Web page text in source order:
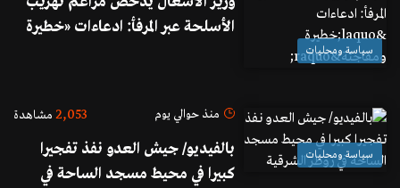
سياسة ومحليات
الأسلحة عبر المرفأ: ادعاءات «خطيرة
سياسة ومحليات
منذ حوالي يوم 2,053 مشاهدة
بالفيديو/ جيش العدو نفذ تفجيرا
كبيرا في محيط مسجد الساحة في